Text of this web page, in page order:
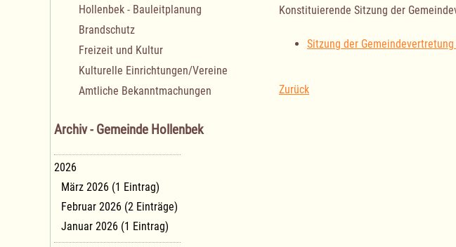
Konstituierende Sitzung der
Sitzung der
Zurück
Hollenbek - Bauleitplanung
Brandschutz
Freizeit und Kultur
Kulturelle Einrichtungen/Vereine
Amtliche Bekanntmachungen
Archiv - Gemeinde Hollenbek
2026
März 2026 (1 Eintrag)
Februar 2026 (2 Einträge)
Januar 2026 (1 Eintrag)